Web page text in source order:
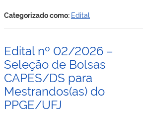
Categorizado como: Edital
Edital nº 02/2026 –
Seleção de Bolsas
CAPES/DS para
Mestrandos(as) do
PPGE/UFJ